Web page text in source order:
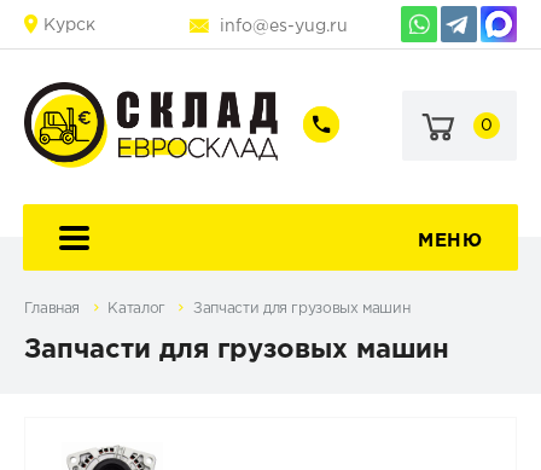
Курск info@es-yug.ru
+7
60-
+7
69-
0
МЕНЮ
Главная Каталог Запчасти для грузовых машин
Запчасти для грузовых машин